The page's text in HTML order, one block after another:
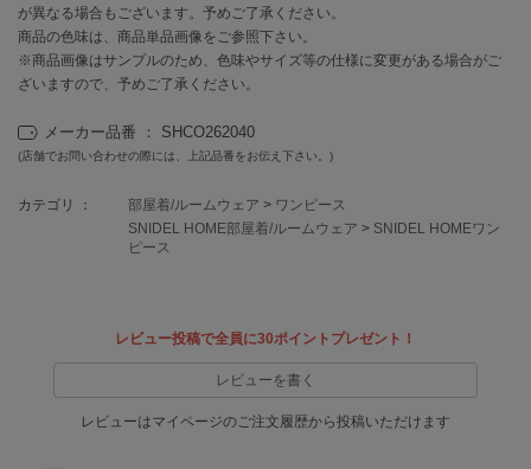
emmi
エミ
emmi atelier
エミ アトリエ
emmi yoga
エミヨガ
ETRÉ TOKYO
エトレトウキョウ
が異なる場合もございます。予めご了承ください。
商品の色味は、商品単品画像をご参照下さい。
※商品画像はサンプルのため、色味やサイズ等の仕様に変更がある場合がご
ざいますので、予めご了承ください。
メーカー品番 ： SHCO262040
(店舗でお問い合わせの際には、上記品番をお伝え下さい。)
カテゴリ ： 部屋着/ルームウェア > ワンピース
SNIDEL HOME部屋着/ルームウェア > SNIDEL HOMEワン
ピース
レビュー投稿で全員に30ポイントプレゼント！
レビューを書く
レビューはマイページのご注文履歴から投稿いただけます